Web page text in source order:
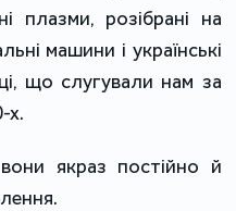
плазми, розібрані на
машини і українські
що слугували нам за
х.
якраз постійно й